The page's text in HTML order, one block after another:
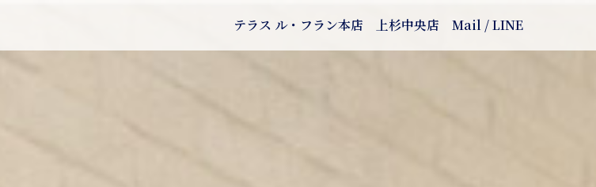
テラス ル・フラン本店 上杉中央店 Mail / LINE